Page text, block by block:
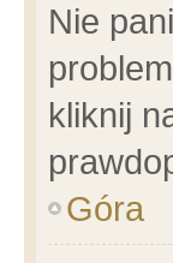
Nie
kliknij
Góra